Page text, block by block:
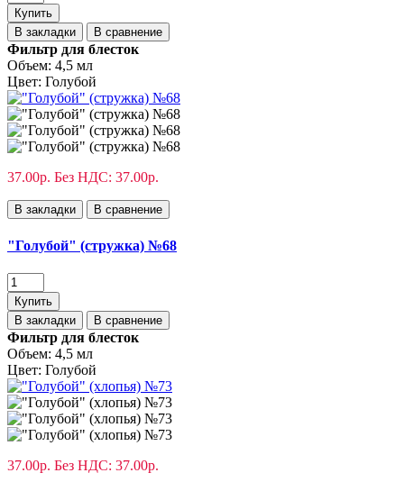
Купить
В закладки
В сравнение
Фильтр для блесток
Объем: 4,5 мл
Цвет: Голубой
37.00р. Без НДС: 37.00р.
В закладки В сравнение
"Голубой" (стружка) №68
Купить
В закладки
В сравнение
Фильтр для блесток
Объем: 4,5 мл
Цвет: Голубой
37.00р. Без НДС: 37.00р.